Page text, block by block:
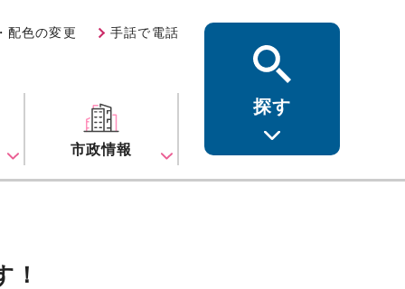
配色の変更 手話で電話
市政情報
探す
！